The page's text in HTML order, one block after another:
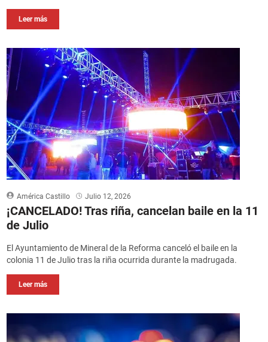
Leer más
América Castillo Julio 12, 2026
¡CANCELADO! Tras riña, cancelan baile en la 11
de Julio
El Ayuntamiento de Mineral de la Reforma canceló el baile en la
colonia 11 de Julio tras la riña ocurrida durante la madrugada.
Leer más